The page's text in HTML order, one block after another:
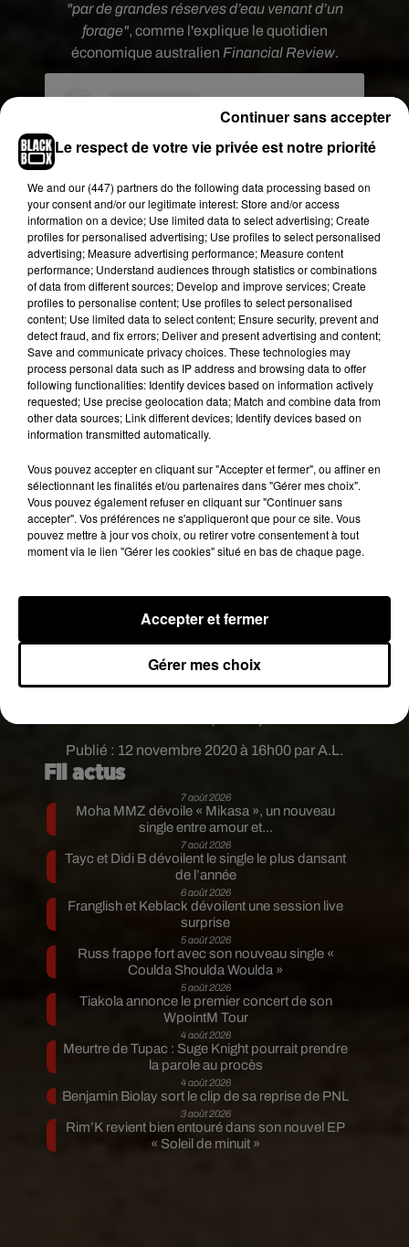
Publié : 12 novembre 2020 à 16h00 par A.L.
"par de grandes réserves d’eau venant d’un
forage", comme l'explique le quotidien
économique australien Financial Review.
Voir cette publication sur Instagram
Softening touch #HermesBags
Une publication partagée parHermès(@hermes) le 7 Déc.
Des sacs vendus entre 20 000 à
30 000 dollars
Il faut dire que la marque de mode possède (avec
Louis Vuitton, ndlr) la majorité des fermes de
crocodiles du nord de l'Australie. Ce qui lui permet
aujourd'hui de pouvoir contrôler la qualité de la
2019, plus de 24.600 peaux de crocodiles ont été
millions de dollars pour l'économie locale, selon le
Fil actus
7 août 2026
Moha MMZ dévoile « Mikasa », un nouveau
single entre amour et...
7 août 2026
Tayc et Didi B dévoilent le single le plus dansant
de l’année
6 août 2026
Franglish et Keblack dévoilent une session live
surprise
5 août 2026
Russ frappe fort avec son nouveau single «
Coulda Shoulda Woulda »
5 août 2026
Tiakola annonce le premier concert de son
WpointM Tour
4 août 2026
Meurtre de Tupac : Suge Knight pourrait prendre
la parole au procès
4 août 2026
Benjamin Biolay sort le clip de sa reprise de PNL
3 août 2026
Rim’K revient bien entouré dans son nouvel EP
« Soleil de minuit »
Le respect de votre vie privée est notre priorité
We and our (447) partnersdo the following data processing based on
your consent and/or our legitimate interest: Store and/or access
information on a device; Use limited data to select advertising; Create
profiles for personalised advertising; Use profiles to select personalised
advertising; Measure advertising performance; Measure content
performance; Understand audiences through statistics or combinations
of data from different sources; Develop and improve services; Create
profiles to personalise content; Use profiles to select personalised
content; Use limited data to select content; Ensure security, prevent and
detect fraud, and fix errors; Deliver and present advertising and content;
Save and communicate privacy choices. These technologies may
process personal data such as IP address and browsing data to offer
following functionalities: Identify devices based on information actively
requested; Use precise geolocation data; Match and combine data from
other data sources; Link different devices; Identify devices based on
information transmitted automatically.
Vous pouvez accepter en cliquant sur "Accepter et fermer", ou affiner en
sélectionnant les finalités et/ou partenaires dans "Gérer mes choix".
Vous pouvez également refuser en cliquant sur "Continuer sans
accepter". Vos préférences ne s'appliqueront que pour ce site. Vous
pouvez mettre à jour vos choix, ou retirer votre consentement à tout
moment via le lien "Gérer les cookies" situé en bas de chaque page.
Gérer mes choix
Accepter et fermer
Continuer sans accepter